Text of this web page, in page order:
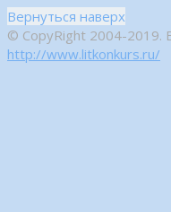
Вернуться наверх
© CopyRight 2004-2019.
http://www.litkonkurs.ru/